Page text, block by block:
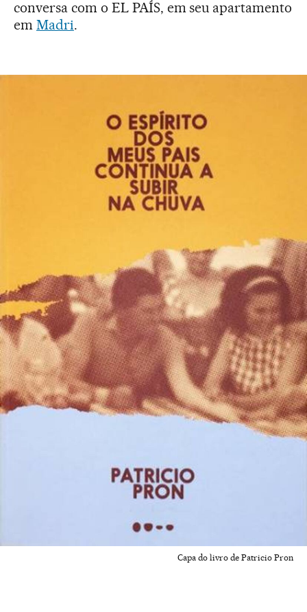
conversa com o EL PAÍS, em seu apartamento
em Madri.
Capa do livro de Patricio Pron